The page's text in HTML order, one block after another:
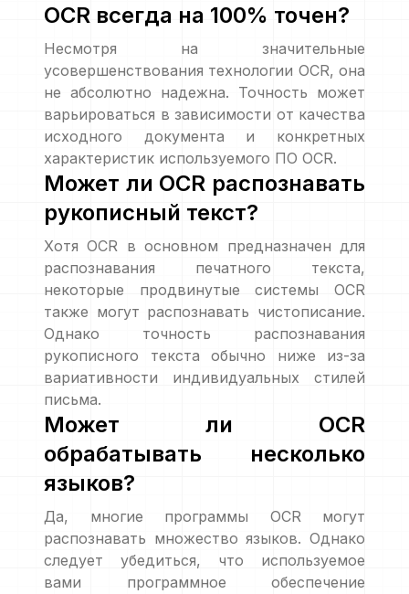
OCR всегда на 100% точен?
Несмотря на значительные
усовершенствования технологии OCR, она
не абсолютно надежна. Точность может
варьироваться в зависимости от качества
исходного документа и конкретных
характеристик используемого ПО OCR.
Может ли OCR распознавать
рукописный текст?
Хотя OCR в основном предназначен для
распознавания печатного текста,
некоторые продвинутые системы OCR
также могут распознавать чистописание.
Однако точность распознавания
рукописного текста обычно ниже из-за
вариативности индивидуальных стилей
письма.
Может ли OCR
обрабатывать несколько
языков?
Да, многие программы OCR могут
распознавать множество языков. Однако
следует убедиться, что используемое
вами программное обеспечение